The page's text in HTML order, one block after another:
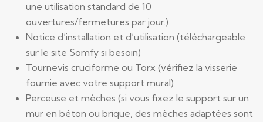
une utilisation standard de 10
ouvertures/fermetures par jour.)
Notice d’installation et d’utilisation (téléchargeable
sur le site Somfy si besoin)
Tournevis cruciforme ou Torx (vérifiez la visserie
fournie avec votre support mural)
Perceuse et mèches (si vous fixez le support sur un
mur en béton ou brique, des mèches adaptées sont